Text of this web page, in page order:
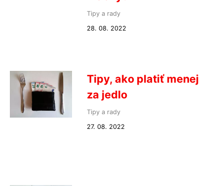
Tipy a rady
28. 08. 2022
Tipy, ako platiť menej
za jedlo
Tipy a rady
27. 08. 2022